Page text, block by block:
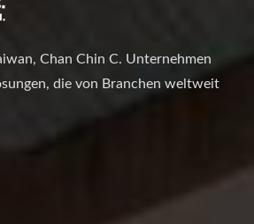
Chan Chin C. Unternehmen
die von Branchen weltweit